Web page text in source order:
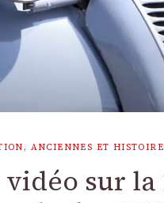
ANCIENNES ET HISTOIRE
sur la